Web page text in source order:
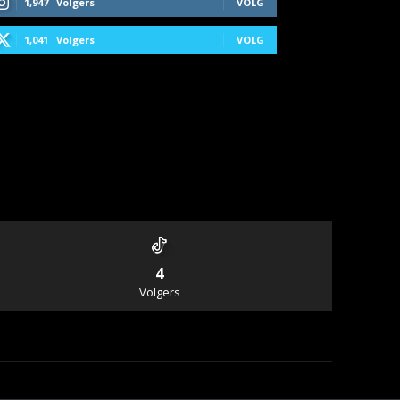
1,041 Volgers VOLG
4
Volgers